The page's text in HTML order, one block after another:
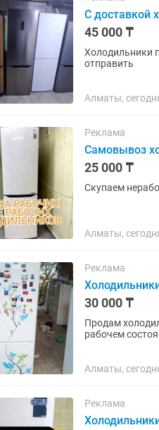
С доставкой
45 000 ₸
Холодильники
отправить
Алматы,
Реклама
Самовывоз
25 000 ₸
Скупаем
Алматы,
Реклама
30 000 ₸
Продам
рабочем
Алматы,
Реклама